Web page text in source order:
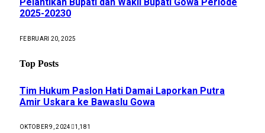
2025-20230
FEBRUARI 20, 2025
Top Posts
Tim Hukum Paslon Hati Damai Laporkan Putra
Amir Uskara ke Bawaslu Gowa
OKTOBER 9, 2024 1,181